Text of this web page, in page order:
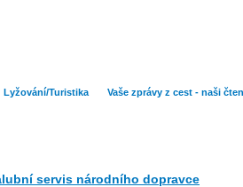
Lyžování/Turistika Vaše zprávy z cest - naši
servis národního dopravce